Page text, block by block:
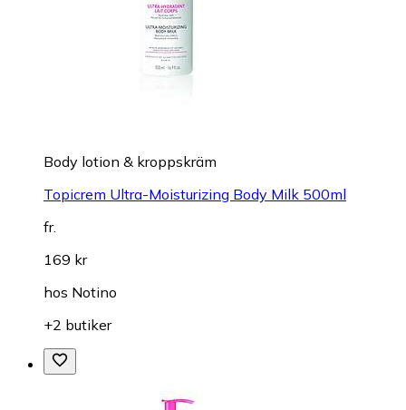
Body lotion & kroppskräm
Topicrem Ultra-Moisturizing Body Milk 500ml
fr.
169 kr
hos Notino
+2 butiker